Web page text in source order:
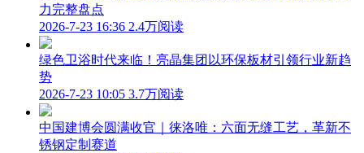
力完整盘点
2026-7-23 16:36 2.4万阅读
绿色卫浴时代来临！亮晶集团以环保板材引领行业新趋
势
2026-7-23 10:05 3.7万阅读
中国建博会圆满收官｜徕洛唯：六面无缝工艺，革新不
锈钢定制赛道